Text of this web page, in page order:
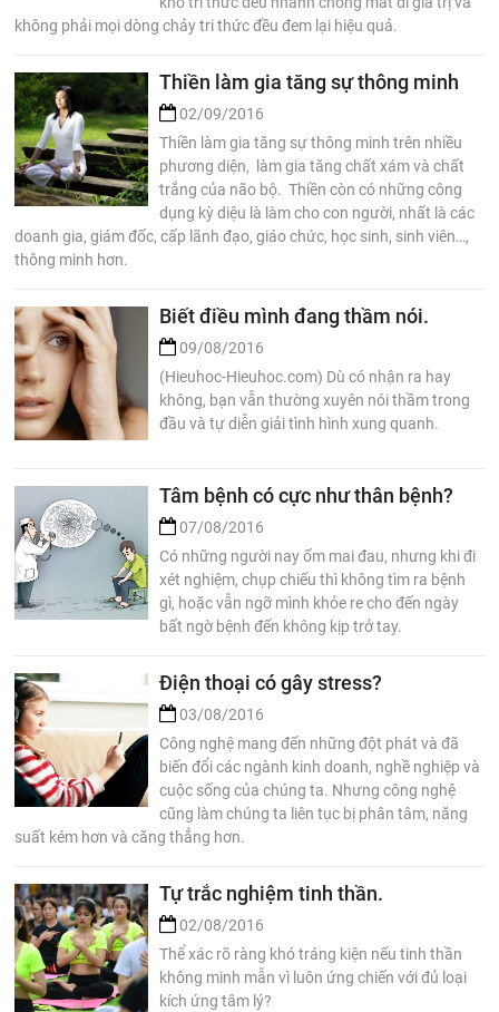
không phải mọi dòng chảy tri thức đều đem lại hiệu quả.
Thiền làm gia tăng sự thông minh
02/09/2016
Thiền làm gia tăng sự thông minh trên nhiều
phương diện, làm gia tăng chất xám và chất
trắng của não bộ. Thiền còn có những công
dụng kỳ diệu là làm cho con người, nhất là các
doanh gia, giám đốc, cấp lãnh đạo, giáo chức, học sinh, sinh viên…,
thông minh hơn.
Biết điều mình đang thầm nói.
09/08/2016
(Hieuhoc-Hieuhoc.com) Dù có nhận ra hay
không, bạn vẫn thường xuyên nói thầm trong
đầu và tự diễn giải tình hình xung quanh.
Tâm bệnh có cực như thân bệnh?
07/08/2016
Có những người nay ốm mai đau, nhưng khi đi
xét nghiệm, chụp chiếu thì không tìm ra bệnh
gì, hoặc vẫn ngỡ mình khỏe re cho đến ngày
bất ngờ bệnh đến không kịp trở tay.
Điện thoại có gây stress?
03/08/2016
Công nghệ mang đến những đột phát và đã
biến đổi các ngành kinh doanh, nghề nghiệp và
cuộc sống của chúng ta. Nhưng công nghệ
cũng làm chúng ta liên tục bị phân tâm, năng
suất kém hơn và căng thẳng hơn.
Tự trắc nghiệm tinh thần.
02/08/2016
Thể xác rõ ràng khó tráng kiện nếu tinh thần
không minh mẫn vì luôn ứng chiến với đủ loại
kích ứng tâm lý?